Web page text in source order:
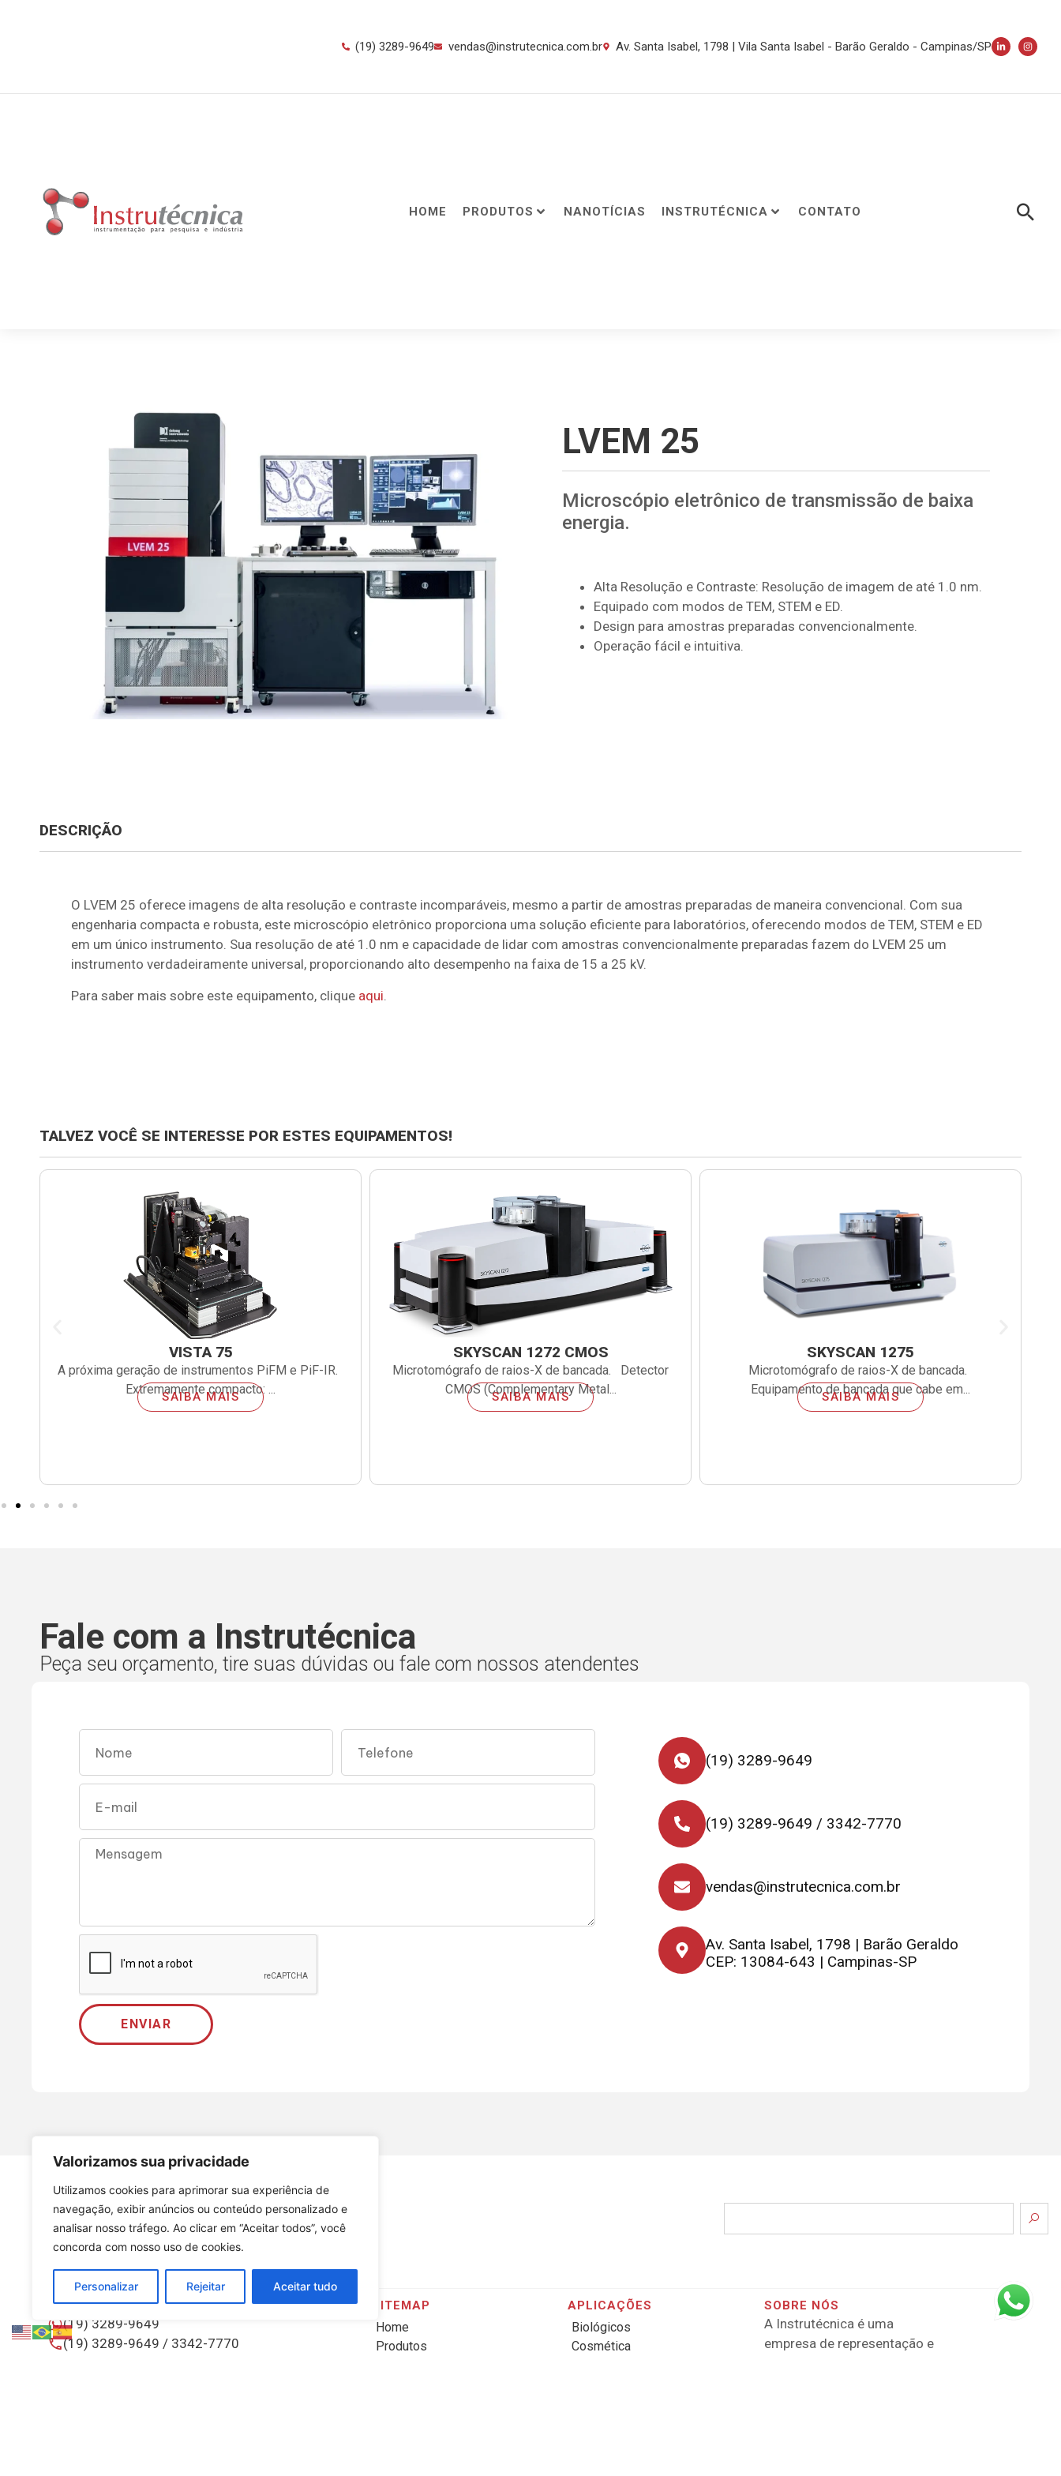
Valorizamos sua privacidade
Utilizamos cookies para aprimorar sua experiência de
navegação, exibir anúncios ou conteúdo personalizado e
analisar nosso tráfego. Ao clicar em “Aceitar todos”, você
concorda com nosso uso de cookies.
Personalizar Rejeitar Aceitar tudo
(19) 3289-9649 vendas@instrutecnica.com.br Av. Santa Isabel, 1798 | Vila Santa Isabel - Barão Geraldo - Campinas/SP
HOME PRODUTOS NANOTÍCIAS INSTRUTÉCNICA CONTATO
LVEM 25
Microscópio eletrônico de transmissão de baixa
energia.
Alta Resolução e Contraste: Resolução de imagem de até 1.0 nm.
Equipado com modos de TEM, STEM e ED.
Design para amostras preparadas convencionalmente.
Operação fácil e intuitiva.
DESCRIÇÃO
O LVEM 25 oferece imagens de alta resolução e contraste incomparáveis, mesmo a partir de amostras preparadas de maneira convencional. Com sua
engenharia compacta e robusta, este microscópio eletrônico proporciona uma solução eficiente para laboratórios, oferecendo modos de TEM, STEM e ED
em um único instrumento. Sua resolução de até 1.0 nm e capacidade de lidar com amostras convencionalmente preparadas fazem do LVEM 25 um
instrumento verdadeiramente universal, proporcionando alto desempenho na faixa de 15 a 25 kV.
Para saber mais sobre este equipamento, clique aqui
TALVEZ VOCÊ SE INTERESSE POR ESTES EQUIPAMENTOS!
VISTA 75
A próxima geração de instrumentos PiFM e PiF-IR.
Extremamente compacto: ...
SAIBA MAIS
SKYSCAN 1272 CMOS
Microtomógrafo de raios-X de bancada. Detector
CMOS (Complementary Metal...
SAIBA MAIS
SKYSCAN 1275
Microtomógrafo de raios-X de bancada.
Equipamento de bancada que cabe em...
SAIBA MAIS
Fale com a Instrutécnica
Peça seu orçamento, tire suas dúvidas ou fale com nossos atendentes
ENVIAR
(19) 3289-9649
(19) 3289-9649 / 3342-7770
vendas@instrutecnica.com.br
Av. Santa Isabel, 1798 | Barão Geraldo
CEP: 13084-643 | Campinas-SP
CONTATOS
(19) 3289-9649
(19) 3289-9649 / 3342-7770
SITEMAP
Home
Produtos
APLICAÇÕES
Biológicos
Cosmética
SOBRE NÓS
A Instrutécnica é uma
empresa de representação e